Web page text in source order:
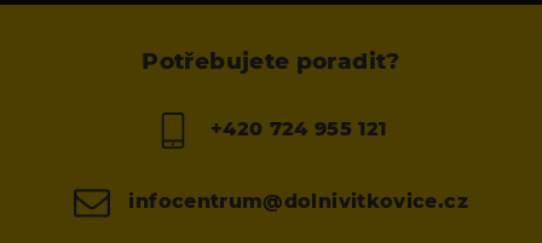
Potřebujete poradit?
+420 724 955 121
infocentrum@dolnivitkovice.cz